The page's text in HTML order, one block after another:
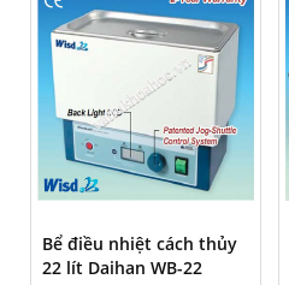
Bể điều nhiệt cách thủy
22 lít Daihan WB-22